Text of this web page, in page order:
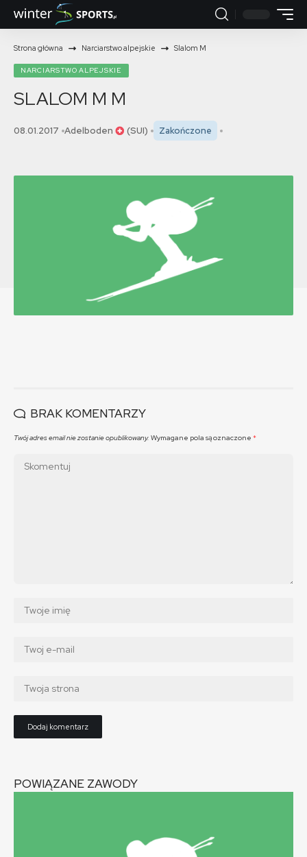
Strona główna Narciarstwo alpejskie Slalom M
NARCIARSTWO ALPEJSKIE
SLALOM M M
08.01.2017 Adelboden (SUI) Zakończone
BRAK KOMENTARZY
Twój adres email nie zostanie opublikowany. Wymagane pola są oznaczone *
POWIĄZANE ZAWODY